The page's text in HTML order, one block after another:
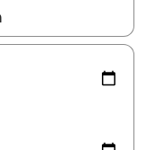
kekunci anak panah